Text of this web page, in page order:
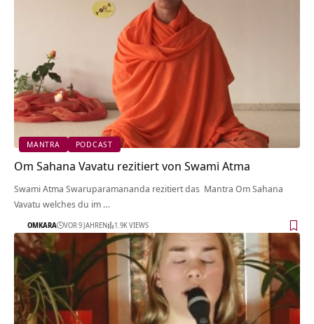
MANTRA PODCAST
Om Sahana Vavatu rezitiert von Swami Atma
Swami Atma Swaruparamananda rezitiert das Mantra Om Sahana
Vavatu welches du im …
OMKARA VOR 9 JAHREN 1.9K VIEWS